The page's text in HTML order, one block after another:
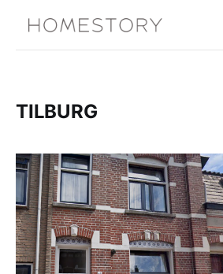
TILBURG